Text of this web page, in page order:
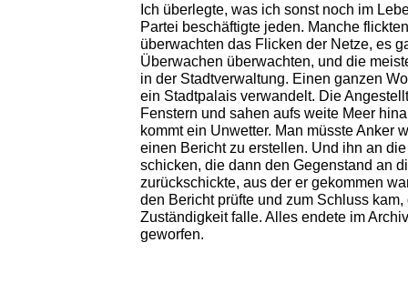
Ich überlegte, was ich sonst noch im
Partei beschäftigte jeden. Manche
überwachten das Flicken der Netze, es
Überwachen überwachten, und die
in der Stadtverwaltung. Einen ganzen
ein Stadtpalais verwandelt. Die
Fenstern und sahen aufs weite Meer
kommt ein Unwetter. Man müsste Anker
einen Bericht zu erstellen. Und ihn an
schicken, die dann den Gegenstand an
zurückschickte, aus der er gekommen
den Bericht prüfte und zum Schluss
Zuständigkeit falle. Alles endete im
geworfen.